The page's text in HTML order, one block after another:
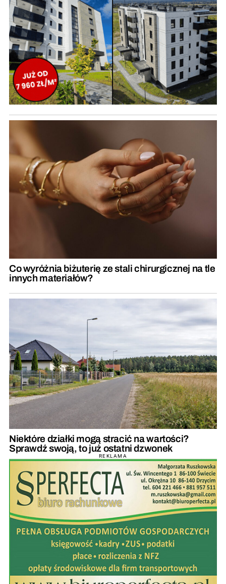
Co wyróżnia biżuterię ze stali chirurgicznej na tle
innych materiałów?
Niektóre działki mogą stracić na wartości?
Sprawdź swoją, to już ostatni dzwonek
REKLAMA